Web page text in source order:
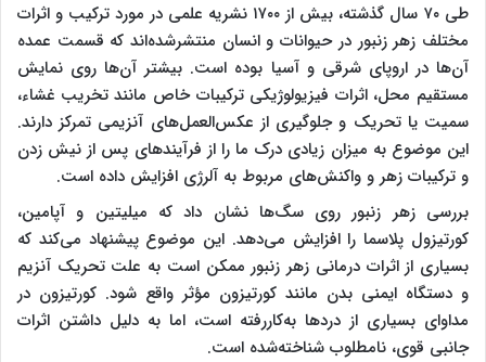
طی ۷۰ سال گذشته، بیش از ۱۷۰۰ نشریه علمی در مورد ترکیب و اثرات
مختلف زهر زنبور در حیوانات و انسان منتشرشده‌اند که قسمت عمده
آن‌ها در اروپای شرقی و آسیا بوده است. بیشتر آن‌ها روی نمایش
مستقیم محل، اثرات فیزیولوژیکی ترکیبات خاص مانند تخریب غشاء،
سمیت یا تحریک و جلوگیری از عکس‌العمل‌های آنزیمی تمرکز دارند.
این موضوع به میزان زیادی درک ما را از فرآیندهای پس از نیش زدن
و ترکیبات زهر و واکنش‌های مربوط به آلرژی افزایش داده است.
بررسی زهر زنبور روی سگ‌ها نشان داد که میلیتین و آپامین،
کورتیزول پلاسما را افزایش می‌دهد. این موضوع پیشنهاد می‌کند که
بسیاری از اثرات درمانی زهر زنبور ممکن است به علت تحریک آنزیم
و دستگاه ایمنی بدن مانند کورتیزون مؤثر واقع شود. کورتیزون در
مداوای بسیاری از دردها به‌کاررفته است، اما به دلیل داشتن اثرات
جانبی قوی، نامطلوب شناخته‌شده است.